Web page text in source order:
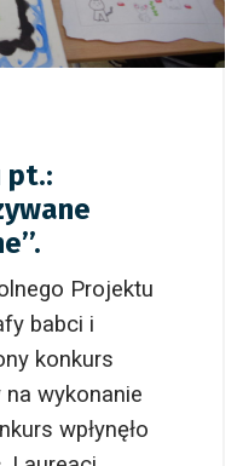
pt.:
Projektu
babci i
konkurs
wykonanie
wpłynęło